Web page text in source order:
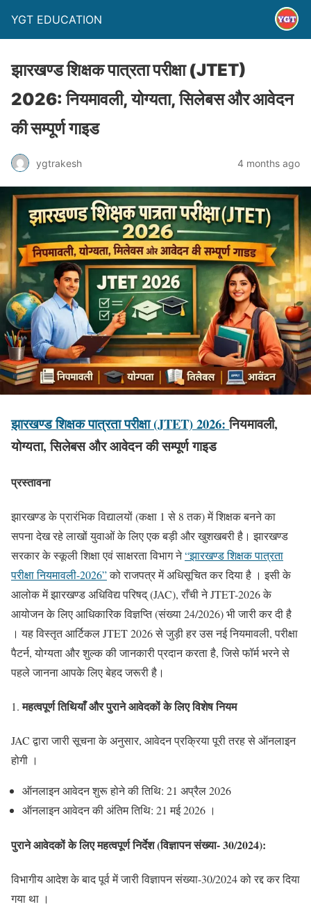
YGT EDUCATION
झारखण्ड शिक्षक पात्रता परीक्षा (JTET)
2026: नियमावली, योग्यता, सिलेबस और आवेदन
की सम्पूर्ण गाइड
ygtrakesh 4 months ago
झारखण्ड शिक्षक पात्रता परीक्षा (JTET) 2026:नियमावली,
योग्यता,सिलेबस और आवेदन की सम्पूर्ण गाइड
प्रस्तावना
झारखण्ड के प्रारंभिक विद्यालयों (कक्षा 1 से 8 तक) में शिक्षक बनने का
सपना देख रहे लाखों युवाओं के लिए एक बड़ी और खुशखबरी है। झारखण्ड
सरकार के स्कूली शिक्षा एवं साक्षरता विभाग ने“झारखण्ड शिक्षक पात्रता
परीक्षा नियमावली-2026”को राजपत्र में अधिसूचित कर दिया है । इसी के
आलोक में झारखण्ड अधिविद्य परिषद् (JAC), राँची ने JTET-2026 के
आयोजन के लिए आधिकारिक विज्ञप्ति (संख्या 24/2026) भी जारी कर दी है
। यह विस्तृत आर्टिकल JTET 2026 से जुड़ी हर उस नई नियमावली, परीक्षा
पैटर्न, योग्यता और शुल्क की जानकारी प्रदान करता है, जिसे फॉर्म भरने से
पहले जानना आपके लिए बेहद जरूरी है।
महत्वपूर्ण तिथियाँ और पुराने आवेदकों के लिए विशेष नियम
JAC द्वारा जारी सूचना के अनुसार, आवेदन प्रक्रिया पूरी तरह से ऑनलाइन
होगी ।
ऑनलाइन आवेदन शुरू होने की तिथि: 21 अप्रैल 2026
ऑनलाइन आवेदन की अंतिम तिथि: 21 मई 2026 ।
पुराने आवेदकों के लिए महत्वपूर्ण निर्देश (विज्ञापन संख्या-30/2024):
विभागीय आदेश के बाद पूर्व में जारी विज्ञापन संख्या-30/2024 को रद्द कर दिया
गया था ।